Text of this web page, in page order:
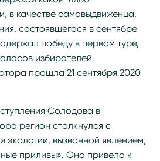
в качестве самовыдвиженца.
состоявшегося в сентябре
победу в первом туре,
избирателей.
прошла 21 сентября 2020
Солодова в
регион столкнулся с
экологии, вызванной явлением,
приливы». Оно привело к